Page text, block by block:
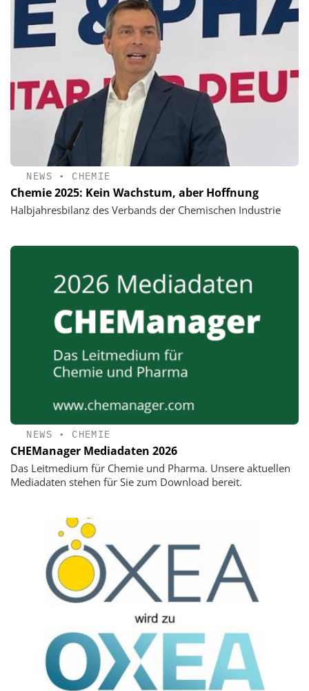
NEWS • CHEMIE
Chemie 2025: Kein Wachstum, aber Hoffnung
Halbjahresbilanz des Verbands der Chemischen Industrie
NEWS • CHEMIE
CHEManager Mediadaten 2026
Das Leitmedium für Chemie und Pharma. Unsere aktuellen
Mediadaten stehen für Sie zum Download bereit.